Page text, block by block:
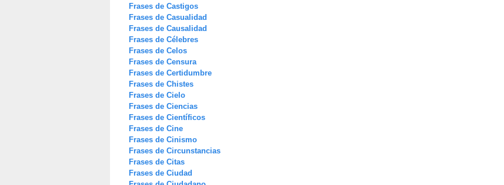
Frases de Castigos
Frases de Casualidad
Frases de Causalidad
Frases de Célebres
Frases de Celos
Frases de Censura
Frases de Certidumbre
Frases de Chistes
Frases de Cielo
Frases de Ciencias
Frases de Científicos
Frases de Cine
Frases de Cinismo
Frases de Circunstancias
Frases de Citas
Frases de Ciudad